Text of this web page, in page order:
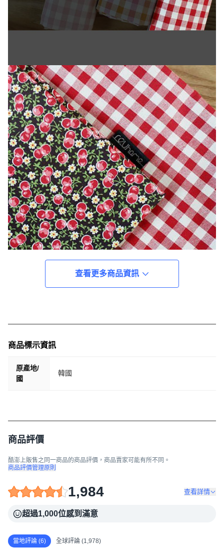
查看更多商品資訊
商品標示資訊
原產地/
國
韓國
商品評價
酷澎上販售之同一商品的商品評價，商品賣家可能有所不同。
商品評價管理原則
1,984 查看詳情
超過1,000位感到滿意
當地評論 (6) 全球評論 (1,978)